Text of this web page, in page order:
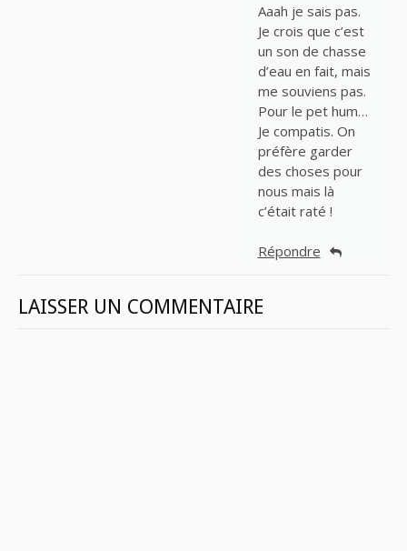
Aaah je sais pas.
Je crois que c’est
un son de chasse
d’eau en fait, mais
me souviens pas.
Pour le pet hum…
Je compatis. On
préfère garder
des choses pour
nous mais là
c’était raté !
Répondre
LAISSER UN COMMENTAIRE